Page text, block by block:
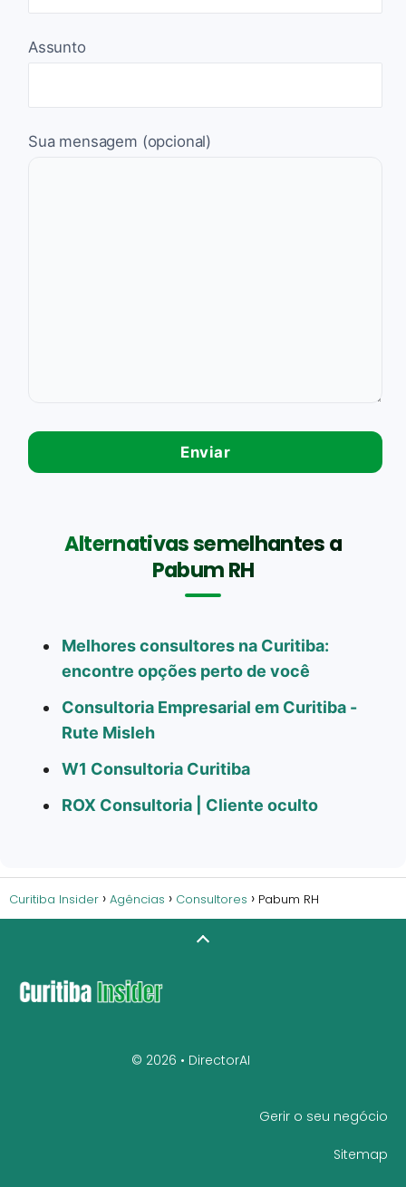
Assunto
Sua mensagem (opcional)
Alternativas semelhantes a
Pabum RH
Melhores consultores na Curitiba:
encontre opções perto de você
Consultoria Empresarial em Curitiba -
Rute Misleh
W1 Consultoria Curitiba
ROX Consultoria | Cliente oculto
Curitiba Insider Agências Consultores Pabum RH
© 2026 • DirectorAI
Gerir o seu negócio
Sitemap